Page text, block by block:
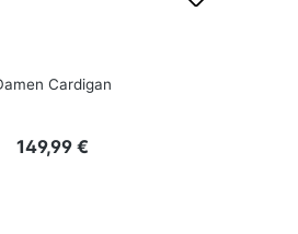
Cardigan
Regulärer Preis:
149,99 €